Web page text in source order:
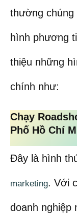
thường chúng
hình phương
thiệu những
chính như:
Chạy
Phố Hồ Chí
Đây là hình
marketing. Với
doanh nghiệp